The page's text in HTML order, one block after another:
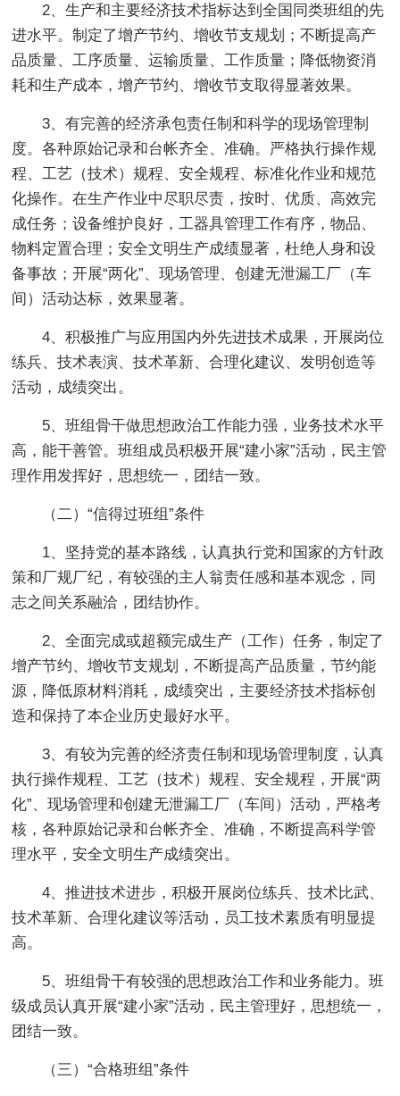
2、生产和主要经济技术指标达到全国同类班组的先
进水平。制定了增产节约、增收节支规划；不断提高产
品质量、工序质量、运输质量、工作质量；降低物资消
耗和生产成本，增产节约、增收节支取得显著效果。
3、有完善的经济承包责任制和科学的现场管理制
度。各种原始记录和台帐齐全、准确。严格执行操作规
程、工艺（技术）规程、安全规程、标准化作业和规范
化操作。在生产作业中尽职尽责，按时、优质、高效完
成任务；设备维护良好，工器具管理工作有序，物品、
物料定置合理；安全文明生产成绩显著，杜绝人身和设
备事故；开展“两化”、现场管理、创建无泄漏工厂（车
间）活动达标，效果显著。
4、积极推广与应用国内外先进技术成果，开展岗位
练兵、技术表演、技术革新、合理化建议、发明创造等
活动，成绩突出。
5、班组骨干做思想政治工作能力强，业务技术水平
高，能干善管。班组成员积极开展“建小家”活动，民主管
理作用发挥好，思想统一，团结一致。
（二）“信得过班组”条件
1、坚持党的基本路线，认真执行党和国家的方针政
策和厂规厂纪，有较强的主人翁责任感和基本观念，同
志之间关系融洽，团结协作。
2、全面完成或超额完成生产（工作）任务，制定了
增产节约、增收节支规划，不断提高产品质量，节约能
源，降低原材料消耗，成绩突出，主要经济技术指标创
造和保持了本企业历史最好水平。
3、有较为完善的经济责任制和现场管理制度，认真
执行操作规程、工艺（技术）规程、安全规程，开展“两
化”、现场管理和创建无泄漏工厂（车间）活动，严格考
核，各种原始记录和台帐齐全、准确，不断提高科学管
理水平，安全文明生产成绩突出。
4、推进技术进步，积极开展岗位练兵、技术比武、
技术革新、合理化建议等活动，员工技术素质有明显提
高。
5、班组骨干有较强的思想政治工作和业务能力。班
级成员认真开展“建小家”活动，民主管理好，思想统一，
团结一致。
（三）“合格班组”条件